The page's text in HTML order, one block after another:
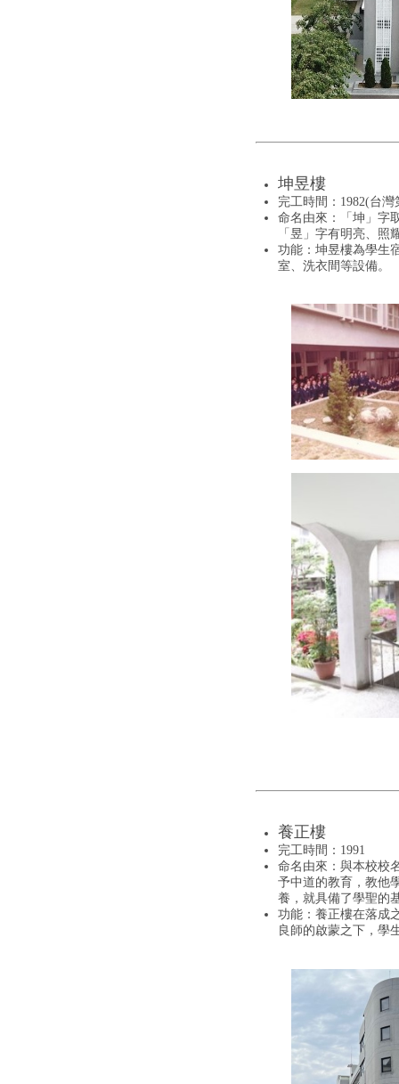
坤昱樓
完工時間：1982(台
命名由來：「坤」字
「昱」字有明亮、
功能：坤昱樓為學生
室、洗衣間等設備。
養正樓
完工時間：1991
命名由來：與本校校
予中道的教育，教他
養，就具備了學聖的
功能：養正樓在落成
良師的啟蒙之下，學